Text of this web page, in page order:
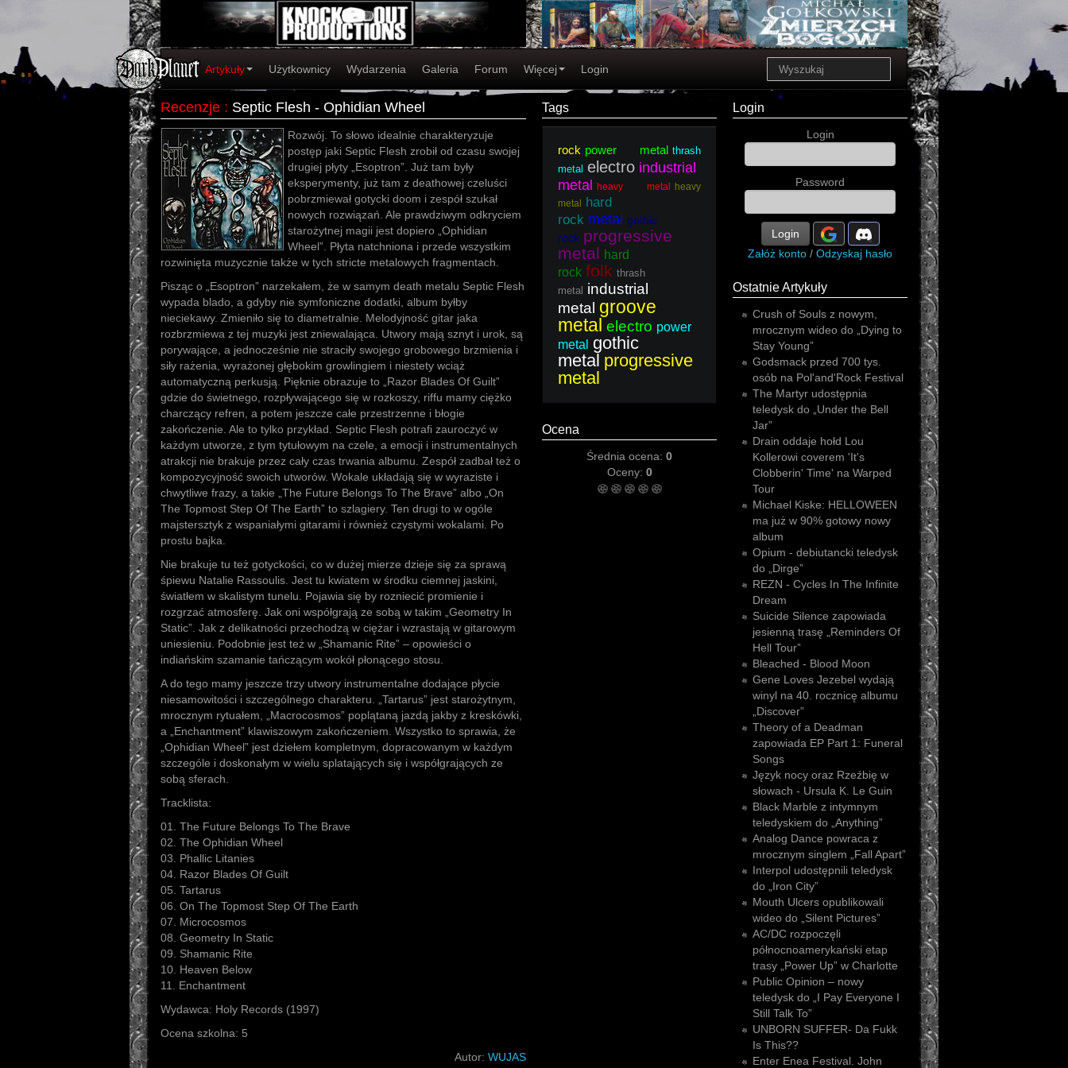
Artykuły Użytkownicy Wydarzenia Galeria Forum Więcej Login
Recenzje : Septic Flesh - Ophidian Wheel
Rozwój. To słowo idealnie charakteryzuje
postęp jaki Septic Flesh zrobił od czasu swojej
drugiej płyty „Esoptron”. Już tam były
eksperymenty, już tam z deathowej czeluści
pobrzmiewał gotycki doom i zespół szukał
nowych rozwiązań. Ale prawdziwym odkryciem
starożytnej magii jest dopiero „Ophidian
Wheel”. Płyta natchniona i przede wszystkim
rozwinięta muzycznie także w tych stricte metalowych fragmentach.
Pisząc o „Esoptron” narzekałem, że w samym death metalu Septic Flesh
wypada blado, a gdyby nie symfoniczne dodatki, album byłby
nieciekawy. Zmieniło się to diametralnie. Melodyjność gitar jaka
rozbrzmiewa z tej muzyki jest zniewalająca. Utwory mają sznyt i urok, są
porywające, a jednocześnie nie straciły swojego grobowego brzmienia i
siły rażenia, wyrażonej głębokim growlingiem i niestety wciąż
automatyczną perkusją. Pięknie obrazuje to „Razor Blades Of Guilt”
gdzie do świetnego, rozpływającego się w rozkoszy, riffu mamy ciężko
charczący refren, a potem jeszcze całe przestrzenne i błogie
zakończenie. Ale to tylko przykład. Septic Flesh potrafi zauroczyć w
każdym utworze, z tym tytułowym na czele, a emocji i instrumentalnych
atrakcji nie brakuje przez cały czas trwania albumu. Zespół zadbał też o
kompozycyjność swoich utworów. Wokale układają się w wyraziste i
chwytliwe frazy, a takie „The Future Belongs To The Brave” albo „On
The Topmost Step Of The Earth” to szlagiery. Ten drugi to w ogóle
majstersztyk z wspaniałymi gitarami i również czystymi wokalami. Po
prostu bajka.
Nie brakuje tu też gotyckości, co w dużej mierze dzieje się za sprawą
śpiewu Natalie Rassoulis. Jest tu kwiatem w środku ciemnej jaskini,
światłem w skalistym tunelu. Pojawia się by rozniecić promienie i
rozgrzać atmosferę. Jak oni współgrają ze sobą w takim „Geometry In
Static”. Jak z delikatności przechodzą w ciężar i wzrastają w gitarowym
uniesieniu. Podobnie jest też w „Shamanic Rite” – opowieści o
indiańskim szamanie tańczącym wokół płonącego stosu.
A do tego mamy jeszcze trzy utwory instrumentalne dodające płycie
niesamowitości i szczególnego charakteru. „Tartarus” jest starożytnym,
mrocznym rytuałem, „Macrocosmos” poplątaną jazdą jakby z kreskówki,
a „Enchantment” klawiszowym zakończeniem. Wszystko to sprawia, że
„Ophidian Wheel” jest dziełem kompletnym, dopracowanym w każdym
szczególe i doskonałym w wielu splatających się i współgrających ze
sobą sferach.
Tracklista:
01. The Future Belongs To The Brave
02. The Ophidian Wheel
03. Phallic Litanies
04. Razor Blades Of Guilt
05. Tartarus
06. On The Topmost Step Of The Earth
07. Microcosmos
08. Geometry In Static
09. Shamanic Rite
10. Heaven Below
11. Enchantment
Wydawca: Holy Records (1997)
Ocena szkolna: 5
Autor: WUJAS
Tags
rock power metal thrash
metal electro industrial
metal
heavy metal
heavy
metal
hard
rock metal gothic
rock progressive
metal hard
rock folk thrash
metal industrial
metal groove
metal electro power
metal
gothic
metal progressive
metal
Ocena
Średnia ocena: 0
Oceny: 0
Login
Login
Password
Login
Załóż konto / Odzyskaj hasło
Ostatnie Artykuły
Crush of Souls z nowym,
mrocznym wideo do „Dying to
Stay Young”
Godsmack przed 700 tys.
osób na Pol'and'Rock Festival
The Martyr udostępnia
teledysk do „Under the Bell
Jar”
Drain oddaje hołd Lou
Kollerowi coverem 'It's
Clobberin' Time' na Warped
Tour
Michael Kiske: HELLOWEEN
ma już w 90% gotowy nowy
album
Opium - debiutancki teledysk
do „Dirge”
REZN - Cycles In The Infinite
Dream
Suicide Silence zapowiada
jesienną trasę „Reminders Of
Hell Tour”
Bleached - Blood Moon
Gene Loves Jezebel wydają
winyl na 40. rocznicę albumu
„Discover”
Theory of a Deadman
zapowiada EP Part 1: Funeral
Songs
Język nocy oraz Rzeźbię w
słowach - Ursula K. Le Guin
Black Marble z intymnym
teledyskiem do „Anything”
Analog Dance powraca z
mrocznym singlem „Fall Apart”
Interpol udostępnili teledysk
do „Iron City”
Mouth Ulcers opublikowali
wideo do „Silent Pictures”
AC/DC rozpoczęli
północnoamerykański etap
trasy „Power Up” w Charlotte
Public Opinion – nowy
teledysk do „I Pay Everyone I
Still Talk To”
UNBORN SUFFER- Da Fukk
Is This??
Enter Enea Festival. John